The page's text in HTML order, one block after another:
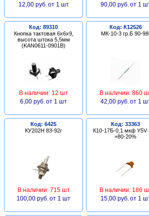
12,00 руб. от 1 шт
90,00 руб. от 1
Код: 89310
Кнопка тактовая 6х6х9,
высота штока 5,5мм
(KAN0611-0901B)
В наличии: 12 шт
6,00 руб. от 1 шт
Код: К12526
МК-10-3 гр.Б 90-
В наличии: 860
42,00 руб. от 1
Код: 6425
КУ202Н 83-92г
В наличии: 715 шт
100,00 руб. от 1 шт
Код: 33363
К10-17Б-0,1 мкф Y5V
+80-20%
В наличии: 186
15,00 руб. от 1